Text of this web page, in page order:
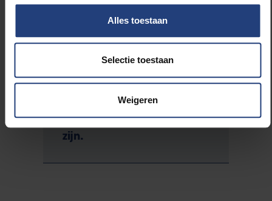
Alles toestaan
Selectie toestaan
Weigeren
Bij de Jongsocialisten
onze progressieve
kernwaarden in het
zijn.